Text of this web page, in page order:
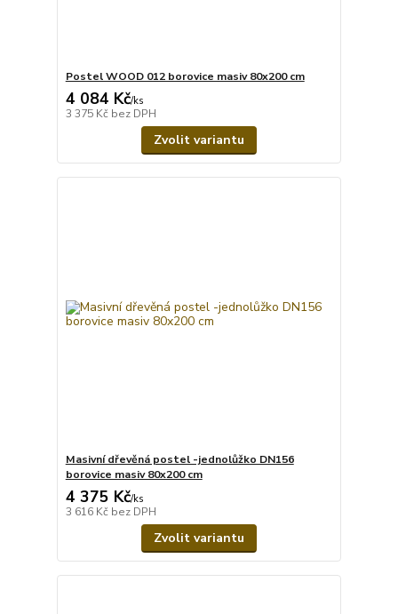
Postel WOOD 012 borovice masiv 80x200 cm
4 084 Kč/ks
3 375 Kč bez DPH
Zvolit variantu
Masivní dřevěná postel -jednolůžko DN156
borovice masiv 80x200 cm
4 375 Kč/ks
3 616 Kč bez DPH
Zvolit variantu